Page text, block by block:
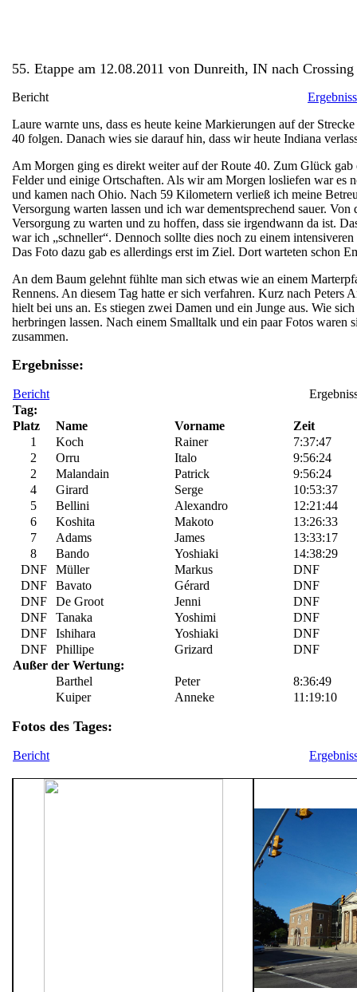
55. Etappe am 12.08.2011 von Dunreith, IN nach
Bericht
Laure warnte uns, dass es heute keine Markierungen auf der
40 folgen. Danach wies sie darauf hin, dass wir heute Indiana
Am Morgen ging es direkt weiter auf der Route 40. Zum Glück
Felder und einige Ortschaften. Als wir am Morgen losliefen war es
und kamen nach Ohio. Nach 59 Kilometern verließ ich meine
Versorgung warten lassen und ich war dementsprechend sauer.
Versorgung zu warten und zu hoffen, dass sie irgendwann da ist.
war ich „schneller“. Dennoch sollte dies noch zu einem
Das Foto dazu gab es allerdings erst im Ziel. Dort warteten schon
An dem Baum gelehnt fühlte man sich etwas wie an einem
Rennens. An diesem Tag hatte er sich verfahren. Kurz nach
hielt bei uns an. Es stiegen zwei Damen und ein Junge aus. Wie
herbringen lassen. Nach einem Smalltalk und ein paar Fotos
zusammen.
Ergebnisse:
Bericht
Tag:
Platz
Name Vorname
Zeit
1
Koch Rainer
7:37:47
2
Orru Italo
9:56:24
2
Malandain Patrick
9:56:24
4
Girard Serge
10:53:37
5
Bellini Alexandro
12:21:44
6
Koshita Makoto
13:26:33
7
Adams James
13:33:17
8
Bando Yoshiaki
14:38:29
DNF
Müller Markus
DNF
DNF
Bavato Gérard
DNF
DNF
De Groot Jenni
DNF
DNF
Tanaka Yoshimi
DNF
DNF
Ishihara Yoshiaki
DNF
DNF
Phillipe Grizard
DNF
Außer der Wertung:
Barthel
Peter
8:36:49
Kuiper
Anneke 11:19:10
Fotos des Tages:
Bericht